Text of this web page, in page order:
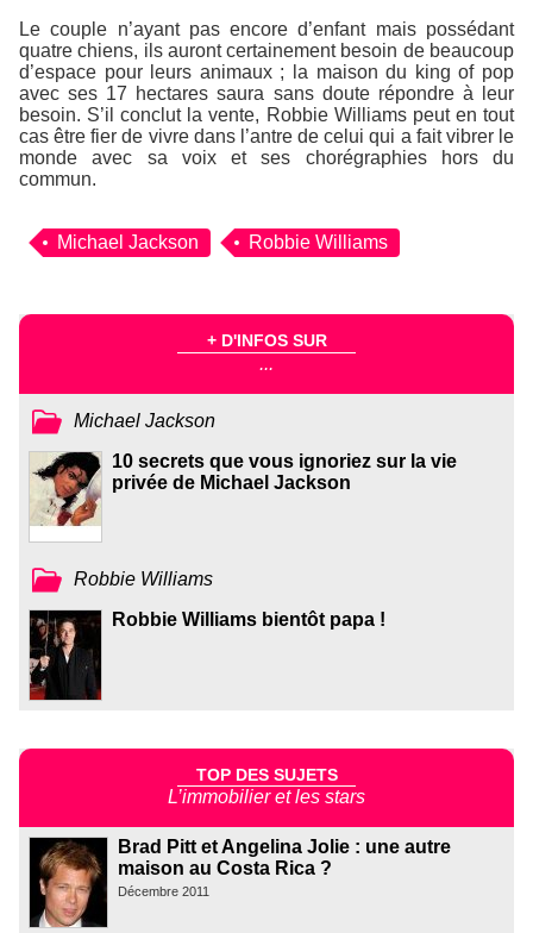
Le couple n’ayant pas encore d’enfant mais possédant
quatre chiens, ils auront certainement besoin de beaucoup
d’espace pour leurs animaux ; la maison du king of pop
avec ses 17 hectares saura sans doute répondre à leur
besoin. S’il conclut la vente, Robbie Williams peut en tout
cas être fier de vivre dans l’antre de celui qui a fait vibrer le
monde avec sa voix et ses chorégraphies hors du
commun.
Michael Jackson Robbie Williams
+ D'INFOS SUR
...
Michael Jackson
10 secrets que vous ignoriez sur la vie
privée de Michael Jackson
Robbie Williams
Robbie Williams bientôt papa !
TOP DES SUJETS
L’immobilier et les stars
Brad Pitt et Angelina Jolie : une autre
maison au Costa Rica ?
Décembre 2011